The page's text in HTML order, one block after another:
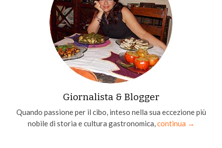
Giornalista & Blogger
Quando passione per il cibo, inteso nella sua eccezione più
nobile di storia e cultura gastronomica,continua →